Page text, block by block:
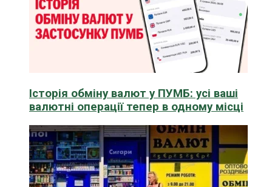
Історія обміну валют у ПУМБ: усі ваші
валютні операції тепер в одному місці